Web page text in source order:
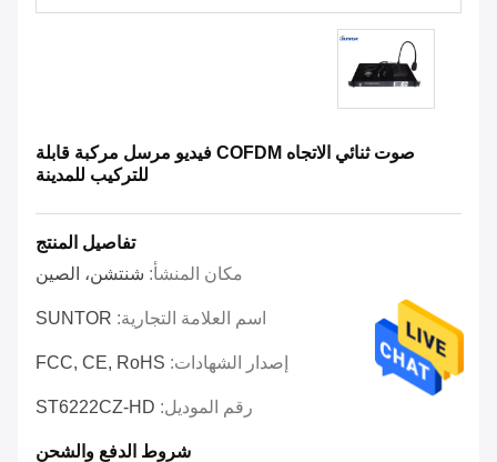
صوت ثنائي الاتجاه COFDM فيديو مرسل مركبة قابلة
للتركيب للمدينة
تفاصيل المنتج
مكان المنشأ: شنتشن، الصين
اسم العلامة التجارية: SUNTOR
إصدار الشهادات: FCC, CE, RoHS
رقم الموديل: ST6222CZ-HD
شروط الدفع والشحن